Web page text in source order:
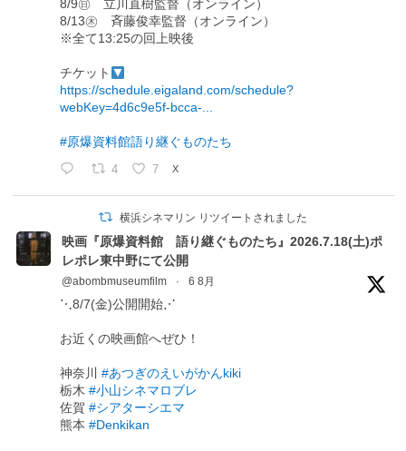
8/9㊐ 立川直樹監督（オンライン）
8/13㊍ 斉藤俊幸監督（オンライン）
※全て13:25の回上映後
チケット
https://schedule.eigaland.com/schedule?
webKey=4d6c9e5f-bcca-...
#原爆資料館語り継ぐものたち
4 7 X
横浜シネマリン リツイートされました
映画『原爆資料館 語り継ぐものたち』2026.7.18(土)ポ
レポレ東中野にて公開
@abombmuseumfilm · 6 8月
⋱8/7(金)公開開始⋰
お近くの映画館へぜひ！
神奈川#あつぎのえいがかんkiki
栃木#小山シネマロブレ
佐賀#シアターシエマ
熊本#Denkikan